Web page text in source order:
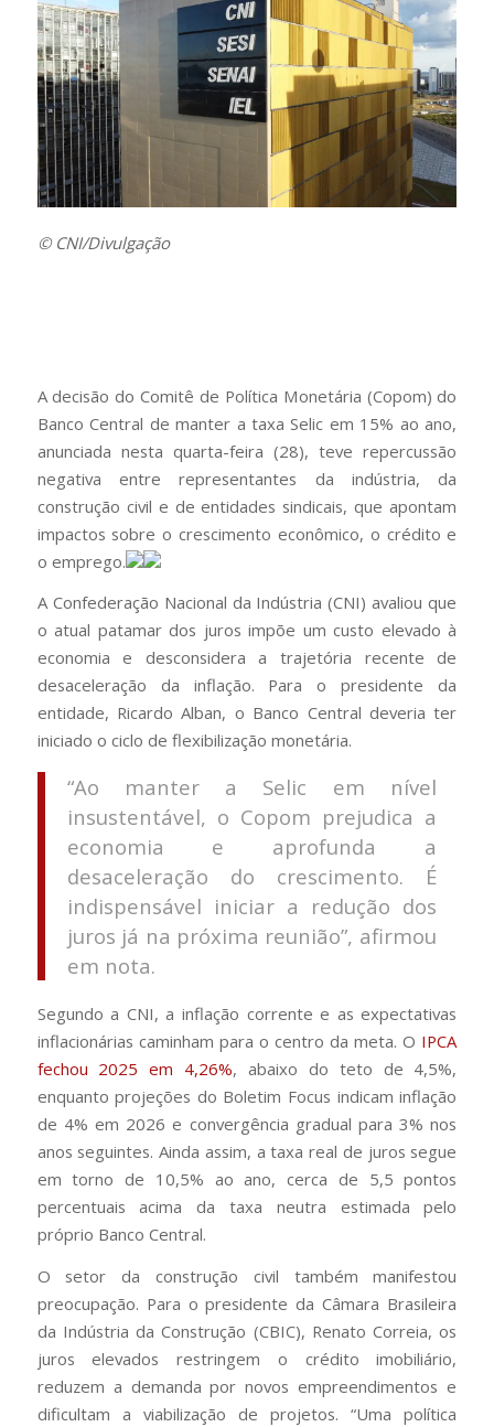
© CNI/Divulgação
A decisão do Comitê de Política Monetária (Copom) do
Banco Central de manter a taxa Selic em 15% ao ano,
anunciada nesta quarta-feira (28), teve repercussão
negativa entre representantes da indústria, da
construção civil e de entidades sindicais, que apontam
impactos sobre o crescimento econômico, o crédito e
o emprego.
A Confederação Nacional da Indústria (CNI) avaliou que
o atual patamar dos juros impõe um custo elevado à
economia e desconsidera a trajetória recente de
desaceleração da inflação. Para o presidente da
entidade, Ricardo Alban, o Banco Central deveria ter
iniciado o ciclo de flexibilização monetária.
“Ao manter a Selic em nível
insustentável, o Copom prejudica a
economia e aprofunda a
desaceleração do crescimento. É
indispensável iniciar a redução dos
juros já na próxima reunião”, afirmou
em nota.
Segundo a CNI, a inflação corrente e as expectativas
inflacionárias caminham para o centro da meta. O IPCA
fechou 2025 em 4,26%, abaixo do teto de 4,5%,
enquanto projeções do Boletim Focus indicam inflação
de 4% em 2026 e convergência gradual para 3% nos
anos seguintes. Ainda assim, a taxa real de juros segue
em torno de 10,5% ao ano, cerca de 5,5 pontos
percentuais acima da taxa neutra estimada pelo
próprio Banco Central.
O setor da construção civil também manifestou
preocupação. Para o presidente da Câmara Brasileira
da Indústria da Construção (CBIC), Renato Correia, os
juros elevados restringem o crédito imobiliário,
reduzem a demanda por novos empreendimentos e
dificultam a viabilização de projetos. “Uma política